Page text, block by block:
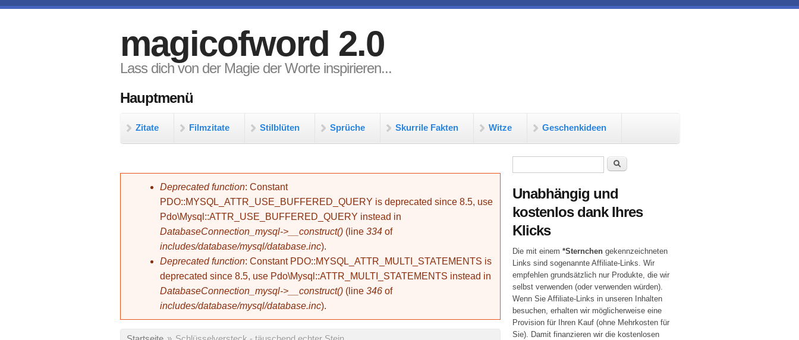
magicofword 2.0
Lass dich von der Magie der Worte inspirieren...
Hauptmenü
Zitate Filmzitate Stilblüten Sprüche Skurrile Fakten Witze Geschenkideen
Fehlermeldung
Deprecated function: Constant
PDO::MYSQL_ATTR_USE_BUFFERED_QUERY is deprecated since 8.5, use
Pdo\Mysql::ATTR_USE_BUFFERED_QUERY instead in
DatabaseConnection_mysql->__construct() (line 334 of
includes/database/mysql/database.inc).
Deprecated function: Constant PDO::MYSQL_ATTR_MULTI_STATEMENTS is
deprecated since 8.5, use Pdo\Mysql::ATTR_MULTI_STATEMENTS instead in
DatabaseConnection_mysql->__construct() (line 346 of
includes/database/mysql/database.inc).
Suche
Unabhängig und
kostenlos dank Ihres
Klicks
Die mit einem *Sternchen gekennzeichneten
Links sind sogenannte Affiliate-Links. Wir
empfehlen grundsätzlich nur Produkte, die wir
selbst verwenden (oder verwenden würden).
Wenn Sie Affiliate-Links in unseren Inhalten
besuchen, erhalten wir möglicherweise eine
Provision für Ihren Kauf (ohne Mehrkosten für
Sie). Damit finanzieren wir die kostenlosen